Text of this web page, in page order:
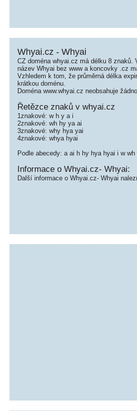
Whyai.cz - Whyai
CZ doména whyai.cz má délku 8
název Whyai bez www a koncovky .cz
Vzhledem k tom, že průměrná délka
krátkou doménu.
Doména www.whyai.cz neobsahuje
Řetězce znaků v whyai.cz
1znakové: w h y a i
2znakové: wh hy ya ai
3znakové: why hya yai
4znakové: whya hyai
Podle abecedy: a ai h hy hya hyai i w
Informace o Whyai.cz- Whyai:
Další informace o Whyai.cz- Whyai